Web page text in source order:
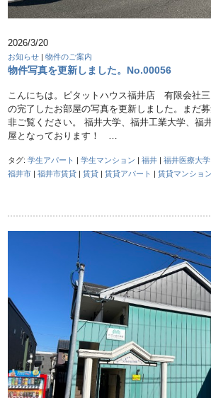
2026/3/20
お知らせ |物件のご案内
物件写真を更新しました。No.00056
こんにちは。ピタットハウス福井店 有限会社
の完了したお部屋の写真を更新しました。まだ
非ご覧ください。 福井大学、福井工業大学、福
屋となっております！ …
タグ:学生アパート |学生マンション |福井 |福井医療大学
福井市 |福井市賃貸 |賃貸 |賃貸アパート |賃貸マンション